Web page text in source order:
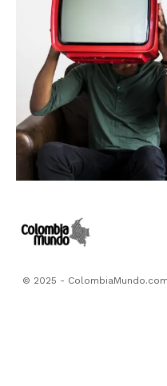
© 2025 -